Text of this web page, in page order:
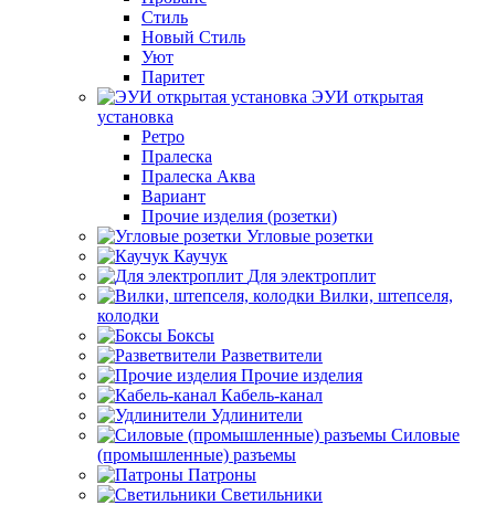
Стиль
Новый Стиль
Уют
Паритет
ЭУИ открытая
установка
Ретро
Пралеска
Пралеска Аква
Вариант
Прочие изделия (розетки)
Угловые розетки
Каучук
Для электроплит
Вилки, штепселя,
колодки
Боксы
Разветвители
Прочие изделия
Кабель-канал
Удлинители
Силовые
(промышленные) разъемы
Патроны
Светильники